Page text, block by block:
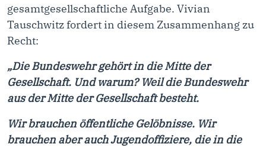
gesamtgesellschaftliche Aufgabe. Vivian
Tauschwitz fordert in diesem Zusammenhang zu
Recht:
„Die Bundeswehr gehört in die Mitte der
Gesellschaft. Und warum? Weil die Bundeswehr
aus der Mitte der Gesellschaft besteht.
Wir brauchen öffentliche Gelöbnisse. Wir
brauchen aber auch Jugendoffiziere, die in die